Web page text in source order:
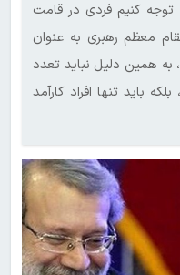
کنیم فردی در قامت
معظم رهبری به عنوان
همین دلیل نباید تعدد
باید تنها افراد کارآمد